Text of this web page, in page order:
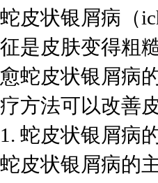
蛇皮状银屑病（
征是皮肤变得粗
愈蛇皮状银屑病
疗方法可以改善
1. 蛇皮状银屑病
蛇皮状银屑病的